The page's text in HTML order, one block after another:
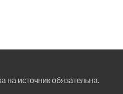
на источник обязательна.